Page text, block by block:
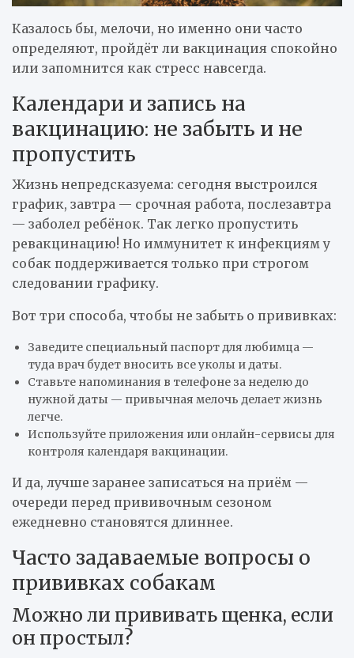
Казалось бы, мелочи, но именно они часто
определяют, пройдёт ли вакцинация спокойно
или запомнится как стресс навсегда.
Календари и запись на
вакцинацию: не забыть и не
пропустить
Жизнь непредсказуема: сегодня выстроился
график, завтра — срочная работа, послезавтра
— заболел ребёнок. Так легко пропустить
ревакцинацию! Но иммунитет к инфекциям у
собак поддерживается только при строгом
следовании графику.
Вот три способа, чтобы не забыть о прививках:
Заведите специальный паспорт для любимца —
туда врач будет вносить все уколы и даты.
Ставьте напоминания в телефоне за неделю до
нужной даты — привычная мелочь делает жизнь
легче.
Используйте приложения или онлайн-сервисы для
контроля календаря вакцинации.
И да, лучше заранее записаться на приём —
очереди перед прививочным сезоном
ежедневно становятся длиннее.
Часто задаваемые вопросы о
прививках собакам
Можно ли прививать щенка, если
он простыл?